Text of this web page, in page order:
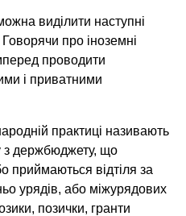
виділити наступні
про іноземні
проводити
і приватними
практиці називають
з держбюджету, що
приймаються відтіля за
урядів, або міжурядових
позички, гранти